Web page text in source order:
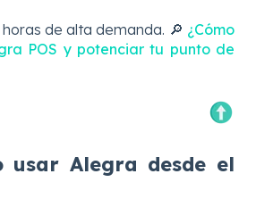
de alta demanda. 🔎 ¿Cómo
POS y potenciar tu punto de
usar Alegra desde el